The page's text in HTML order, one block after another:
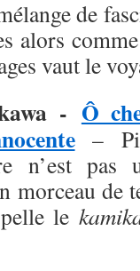
de
vaut le
- Ô
–
n’est pas
morceau de
le